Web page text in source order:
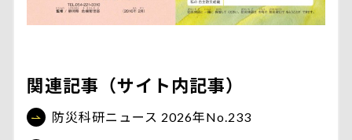
関連記事（サイト内記事）
防災科研ニュース 2026年No.233